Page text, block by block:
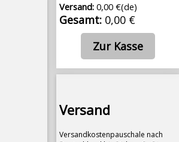
Versand: 0,00 €(de)
Gesamt: 0,00 €
Zur Kasse
Versand
Versandkostenpauschale nach